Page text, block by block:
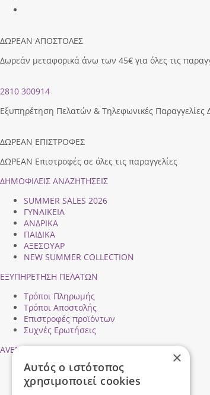
ΔΩΡΕΑΝ ΑΠΟΣΤΟΛΕΣ
Δωρεάν μεταφορικά άνω των 45€ για όλες τις
2810 300914
Εξυπηρέτηση Πελατών & Τηλεφωνικές
ΔΩΡΕΑΝ ΕΠΙΣΤΡΟΦΕΣ
ΔΩΡΕΑΝ Επιστροφές σε όλες τις παραγγελίες
ΔΗΜΟΦΙΛEIΣ ΑΝΑΖΗΤΗΣΕΙΣ
SUMMER SALES 2026
ΓΥΝΑΙΚΕΙΑ
ΑΝΔΡΙΚΑ
ΠΑΙΔΙΚΑ
ΑΞΕΣΟΥΑΡ
NEW SUMMER COLLECTION
ΕΞΥΠΗΡΕΤΗΣΗ ΠΕΛΑΤΩΝ
Τρόποι Πληρωμής
Τρόποι Αποστολής
Επιστροφές προϊόντων
Συχνές Ερωτήσεις
AVENTIS SHOES
Προφίλ εταιρείας
Ασφάλεια Συναλλαγών
×
Αυτός ο ιστότοπος
χρησιμοποιεί cookies